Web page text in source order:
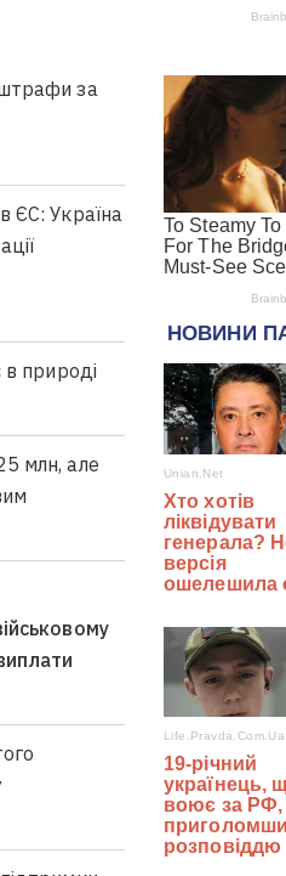
за
ЄС: Україна
в природі
млн, але